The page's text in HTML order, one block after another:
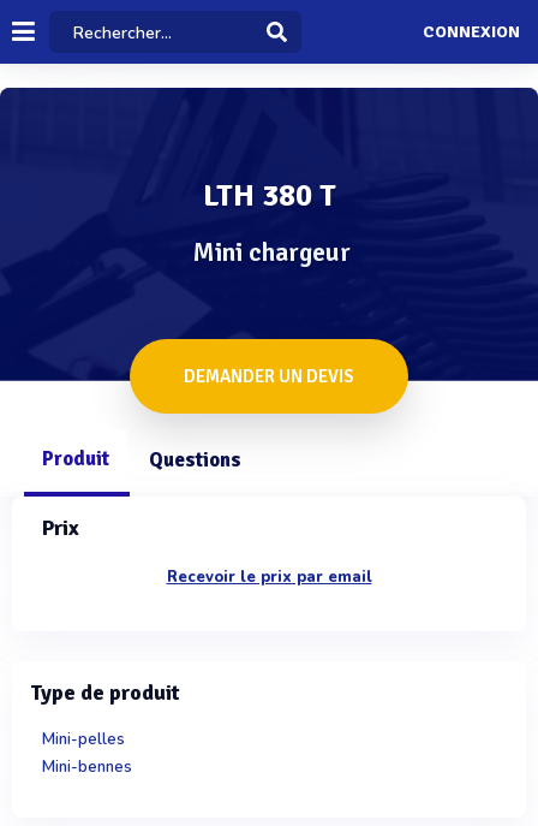
CONNEXION
LTH 380 T
Mini chargeur
DEMANDER UN DEVIS
Produit Questions
Prix
Recevoir le prix par email
Type de produit
Mini-pelles
Mini-bennes